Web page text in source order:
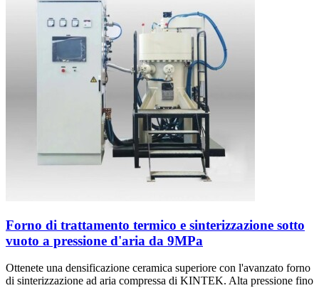
Forno di trattamento termico e sinterizzazione sotto
vuoto a pressione d'aria da 9MPa
Ottenete una densificazione ceramica superiore con l'avanzato forno
di sinterizzazione ad aria compressa di KINTEK. Alta pressione fino